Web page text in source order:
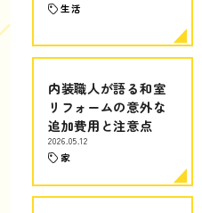
生活
内装職人が語る和室
リフォームの意外な
追加費用と注意点
2026.05.12
家